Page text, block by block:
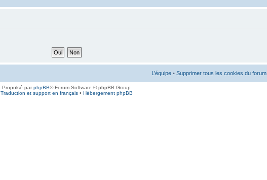
L’équipe • Supprimer tous les cookies du forum
Propulsé parphpBB® Forum Software © phpBB Group
Traduction et support en français• Hébergement phpBB